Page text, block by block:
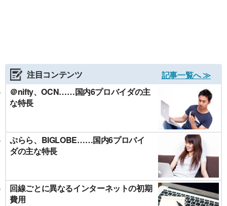
注目コンテンツ
記事一覧へ ≫
＠nifty、OCN……国内6プロバイダの主
な特長
ぷらら、BIGLOBE……国内6プロバイ
ダの主な特長
回線ごとに異なるインターネットの初期
費用